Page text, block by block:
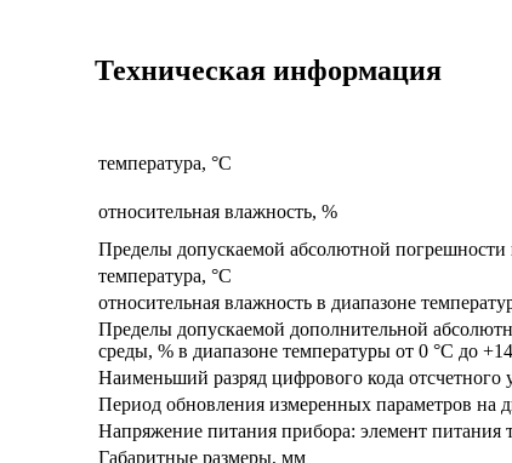
Техническая информация
температура, °С
относительная влажность, %
Пределы допускаемой абсолютной погрешности
температура, °С
относительная влажность в диапазоне
Пределы допускаемой дополнительной
среды, % в диапазоне температуры от 0 °C до
Наименьший разряд цифрового кода отсчетного
Период обновления измеренных параметров на
Напряжение питания прибора: элемент
Габаритные размеры, мм